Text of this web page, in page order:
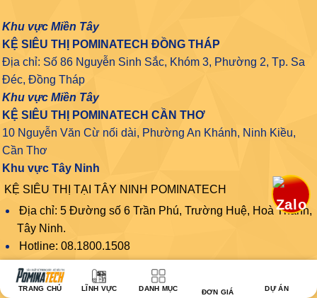
Khu vực Miền Tây
KỆ SIÊU THỊ POMINATECH ĐỒNG THÁP
Địa chỉ: Số 86 Nguyễn Sinh Sắc, Khóm 3, Phường 2, Tp. Sa
Đéc, Đồng Tháp
Khu vực Miền Tây
KỆ SIÊU THỊ POMINATECH CẦN THƠ
10 Nguyễn Văn Cừ nối dài, Phường An Khánh, Ninh Kiều,
Cần Thơ
Khu vực Tây Ninh
KỆ SIÊU THỊ TẠI TÂY NINH POMINATECH
Địa chỉ: 5 Đường số 6 Trần Phú, Trường Huệ, Hoà Thành,
Tây Ninh.
Hotline: 08.1800.1508
Kệ Siêu Thị Pominatech
TRANG CHỦ LĨNH VỰC DANH MỤC ĐƠN GIÁ DỰ ÁN